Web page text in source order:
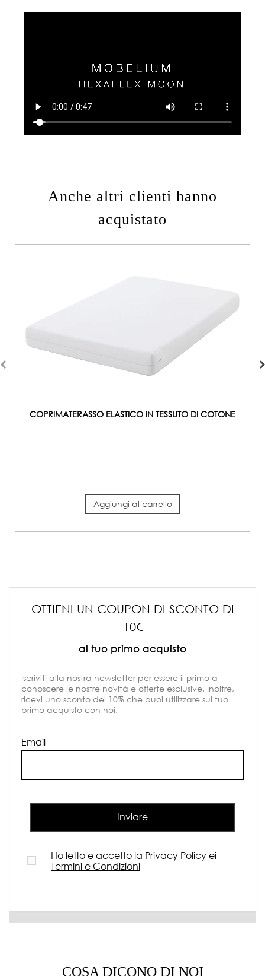
Anche altri clienti hanno
acquistato
COPRIMATERASSO ELASTICO IN TESSUTO DI COTONE
Aggiungi al carrello
OTTIENI UN COUPON DI SCONTO DI
10€
al tuo primo acquisto
Iscriviti alla nostra newsletter per essere il primo a
conoscere le nostre novità e offerte esclusive. Inoltre,
ricevi uno sconto del 10% che puoi utilizzare sul tuo
primo acquisto con noi.
Email
Inviare
Ho letto e accetto la Privacy Policyei
Termini e Condizioni
COSA DICONO DI NOI